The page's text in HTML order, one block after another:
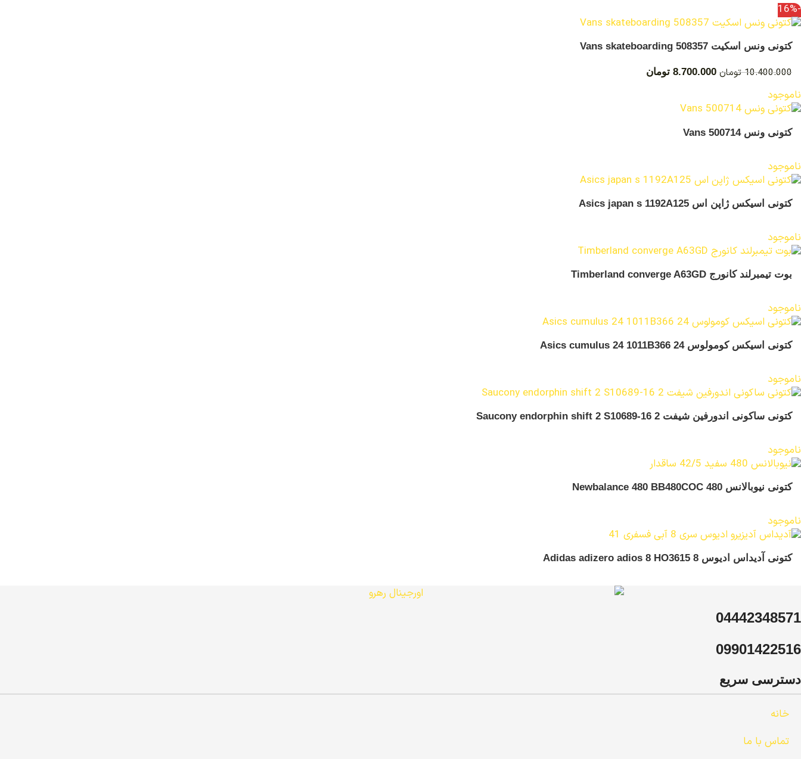
-16%
کتونی ونس اسکیت Vans skateboarding 508357
10.400.000 تومان 8.700.000 تومان
ناموجود
کتونی ونس Vans 500714
ناموجود
کتونی اسیکس ژاپن اس Asics japan s 1192A125
ناموجود
بوت تیمبرلند کانورج Timberland converge A63GD
ناموجود
کتونی اسیکس کومولوس 24 Asics cumulus 24 1011B366
ناموجود
کتونی ساکونی اندورفین شیفت 2 Saucony endorphin shift 2 S10689-16
ناموجود
کتونی نیوبالانس 480 Newbalance 480 BB480COC
ناموجود
کتونی آدیداس ادیوس 8 Adidas adizero adios 8 HO3615
04442348571
09901422516
دسترسی سریع
خانه
تماس با ما